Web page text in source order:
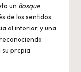
un Bosque:
de los sentidos,
el interior, y una
propia